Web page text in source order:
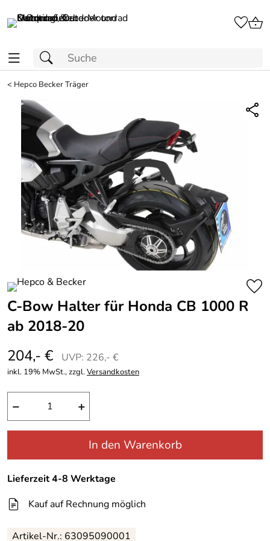
< Hepco Becker Träger
C-Bow Halter für Honda CB 1000 R
ab 2018-20
204,- €
UVP: 226,- €
inkl. 19% MwSt., zzgl.Versandkosten
− +
In den Warenkorb
Lieferzeit 4-8 Werktage
Kauf auf Rechnung möglich
Artikel-Nr.: 63095090001